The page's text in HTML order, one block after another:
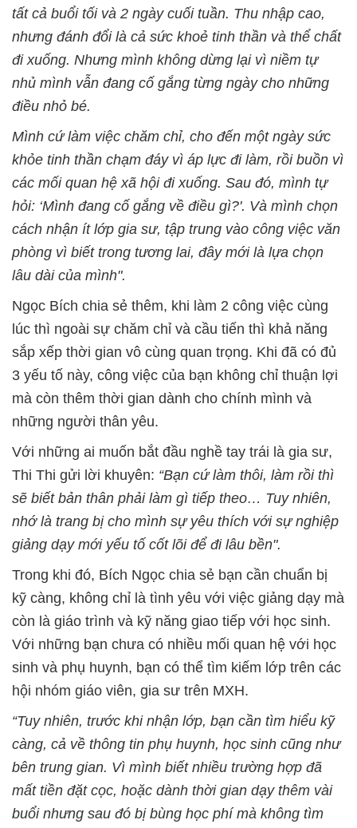
tất cả buổi tối và 2 ngày cuối tuần. Thu nhập cao,
nhưng đánh đổi là cả sức khoẻ tinh thần và thể chất
đi xuống. Nhưng mình không dừng lại vì niềm tự
nhủ mình vẫn đang cố gắng từng ngày cho những
điều nhỏ bé.
Mình cứ làm việc chăm chỉ, cho đến một ngày sức
khỏe tinh thần chạm đáy vì áp lực đi làm, rồi buồn vì
các mối quan hệ xã hội đi xuống. Sau đó, mình tự
hỏi: ‘Mình đang cố gắng về điều gì?'. Và mình chọn
cách nhận ít lớp gia sư, tập trung vào công việc văn
phòng vì biết trong tương lai, đây mới là lựa chọn
lâu dài của mình".
Ngọc Bích chia sẻ thêm, khi làm 2 công việc cùng
lúc thì ngoài sự chăm chỉ và cầu tiến thì khả năng
sắp xếp thời gian vô cùng quan trọng. Khi đã có đủ
3 yếu tố này, công việc của bạn không chỉ thuận lợi
mà còn thêm thời gian dành cho chính mình và
những người thân yêu.
Với những ai muốn bắt đầu nghề tay trái là gia sư,
Thi Thi gửi lời khuyên: “Bạn cứ làm thôi, làm rồi thì
sẽ biết bản thân phải làm gì tiếp theo… Tuy nhiên,
nhớ là trang bị cho mình sự yêu thích với sự nghiệp
giảng dạy mới yếu tố cốt lõi để đi lâu bền".
Trong khi đó, Bích Ngọc chia sẻ bạn cần chuẩn bị
kỹ càng, không chỉ là tình yêu với việc giảng dạy mà
còn là giáo trình và kỹ năng giao tiếp với học sinh.
Với những bạn chưa có nhiều mối quan hệ với học
sinh và phụ huynh, bạn có thể tìm kiếm lớp trên các
hội nhóm giáo viên, gia sư trên MXH.
“Tuy nhiên, trước khi nhận lớp, bạn cần tìm hiểu kỹ
càng, cả về thông tin phụ huynh, học sinh cũng như
bên trung gian. Vì mình biết nhiều trường hợp đã
mất tiền đặt cọc, hoặc dành thời gian dạy thêm vài
buổi nhưng sau đó bị bùng học phí mà không tìm